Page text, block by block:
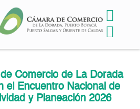
Comercio de La Dorada
el Encuentro Nacional de
y Planeación 2026